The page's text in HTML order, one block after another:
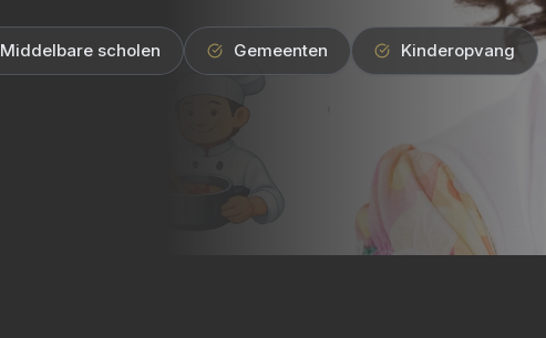
Middelbare scholen Gemeenten Kinderopvang